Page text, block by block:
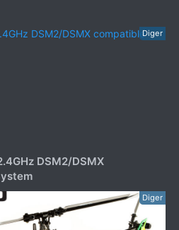
Diger
Diger